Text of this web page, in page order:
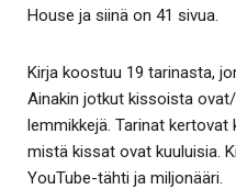
House ja siinä on 41 sivua.
Kirja koostuu 19 tarinasta,
Ainakin jotkut kissoista
lemmikkejä. Tarinat
mistä kissat ovat kuuluisia.
YouTube-tähti ja miljonääri.